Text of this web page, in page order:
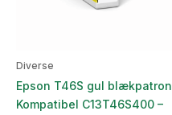
Diverse
Epson T46S gul blækpatron
Kompatibel C13T46S400 –